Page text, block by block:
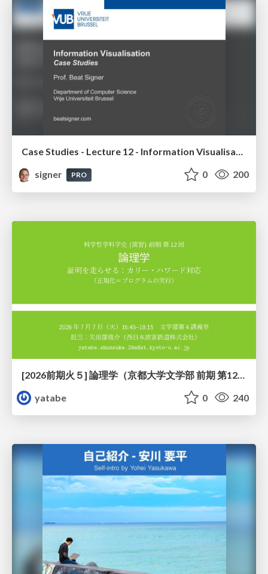
Case Studies - Lecture 12 - Information Visualisation (4019538FNR)
signer
PRO 0 200
yatabe
0 240